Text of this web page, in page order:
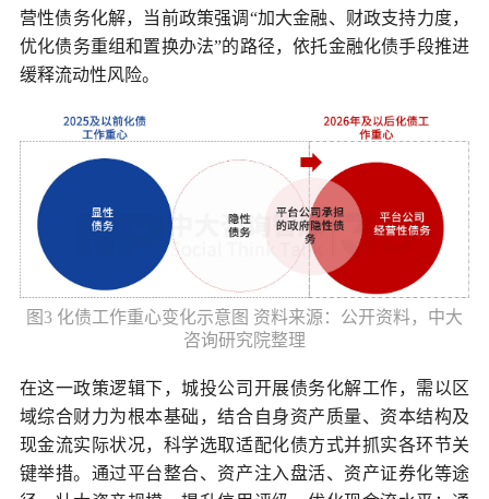
营性债务化解，当前政策强调“加大金融、财政支持力度，
优化债务重组和置换办法”的路径，依托金融化债手段推进
缓释流动性风险。
图3 化债工作重心变化示意图 资料来源：公开资料，中大
咨询研究院整理
在这一政策逻辑下，城投公司开展债务化解工作，需以区
域综合财力为根本基础，结合自身资产质量、资本结构及
现金流实际状况，科学选取适配化债方式并抓实各环节关
键举措。通过平台整合、资产注入盘活、资产证券化等途